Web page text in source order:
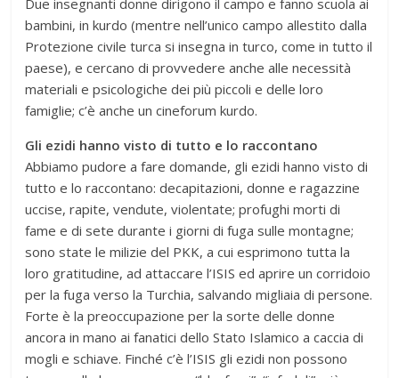
bambini, in kurdo (mentre nell’unico campo allestito dalla
Protezione civile turca si insegna in turco, come in tutto il
paese), e cercano di provvedere anche alle necessità
materiali e psicologiche dei più piccoli e delle loro
famiglie; c’è anche un cineforum kurdo.
Gli ezidi hanno visto di tutto e lo raccontano
Abbiamo pudore a fare domande, gli ezidi hanno visto di
tutto e lo raccontano: decapitazioni, donne e ragazzine
uccise, rapite, vendute, violentate; profughi morti di
fame e di sete durante i giorni di fuga sulle montagne;
sono state le milizie del PKK, a cui esprimono tutta la
loro gratitudine, ad attaccare l’ISIS ed aprire un corridoio
per la fuga verso la Turchia, salvando migliaia di persone.
Forte è la preoccupazione per la sorte delle donne
ancora in mano ai fanatici dello Stato Islamico a caccia di
mogli e schiave. Finché c’è l’ISIS gli ezidi non possono